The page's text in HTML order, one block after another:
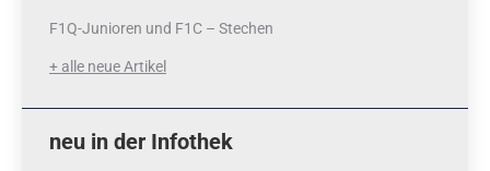
F1Q-Junioren und F1C – Stechen
+ alle neue Artikel
neu in der Infothek